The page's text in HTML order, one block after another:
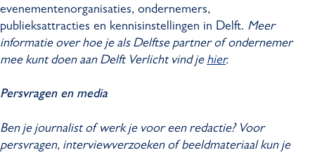
evenementenorganisaties, ondernemers,
publieksattracties en kennisinstellingen in Delft. Meer
informatie over hoe je als Delftse partner of ondernemer
mee kunt doen aan Delft Verlicht vind je hier.
Persvragen en media
Ben je journalist of werk je voor een redactie? Voor
persvragen, interviewverzoeken of beeldmateriaal kun je